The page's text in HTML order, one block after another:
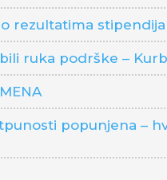
rezultatima stipendija
ruka podrške –
popunjena –